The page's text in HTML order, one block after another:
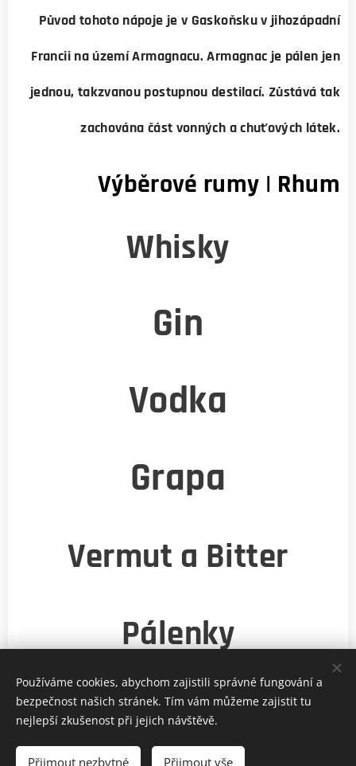
Původ tohoto nápoje je v Gaskoňsku v jihozápadní
Francii na území Armagnacu. Armagnac je pálen jen
jednou, takzvanou postupnou destilací. Zůstává tak
zachována část vonných a chuťových látek.
Výběrové rumy | Rhum
Whisky
Gin
Vodka
Grapa
Vermut a Bitter
Pálenky
© 2026 provozuje Via Vini a.s. Kaprova 42/14, Praha 1, 110 00
Používáme cookies, abychom zajistili správné fungování a
bezpečnost našich stránek. Tím vám můžeme zajistit tu
nejlepší zkušenost při jejich návštěvě.
Přijmout nezbytné Přijmout vše